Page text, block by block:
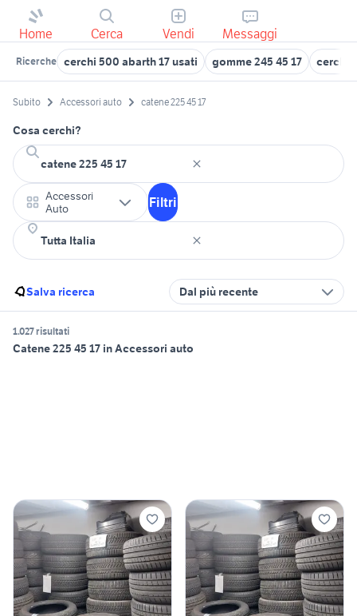
Home Cerca Vendi Messaggi
Ricerche cerchi 500 abarth 17 usati gomme 245 45 17 cerchi
Subito Accessori auto catene 225 45 17
Cosa cerchi?
Accessori
Auto
Filtri
Salva ricerca Dal più recente
1.027 risultati
Catene 225 45 17 in Accessori auto